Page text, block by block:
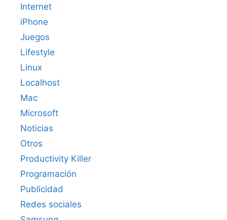
Internet
iPhone
Juegos
Lifestyle
Linux
Localhost
Mac
Microsoft
Noticias
Otros
Productivity Killer
Programación
Publicidad
Redes sociales